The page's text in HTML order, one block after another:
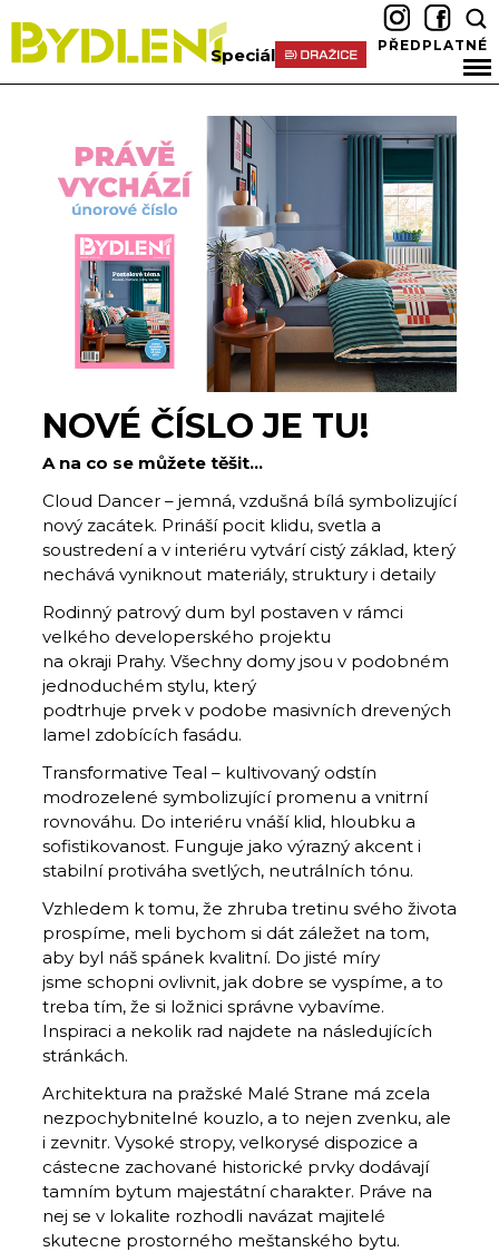
Speciál PŘEDPLATNÉ
NOVÉ ČÍSLO JE TU!
A na co se můžete těšit...
Cloud Dancer – jemná, vzdušná bílá symbolizující
nový zacátek. Prináší pocit klidu, svetla a
soustredení a v interiéru vytvárí cistý základ, který
nechává vyniknout materiály, struktury i detaily
Rodinný patrový dum byl postaven v rámci
velkého developerského projektu
na okraji Prahy. Všechny domy jsou v podobném
jednoduchém stylu, který
podtrhuje prvek v podobe masivních drevených
lamel zdobících fasádu.
Transformative Teal – kultivovaný odstín
modrozelené symbolizující promenu a vnitrní
rovnováhu. Do interiéru vnáší klid, hloubku a
sofistikovanost. Funguje jako výrazný akcent i
stabilní protiváha svetlých, neutrálních tónu.
Vzhledem k tomu, že zhruba tretinu svého života
prospíme, meli bychom si dát záležet na tom,
aby byl náš spánek kvalitní. Do jisté míry
jsme schopni ovlivnit, jak dobre se vyspíme, a to
treba tím, že si ložnici správne vybavíme.
Inspiraci a nekolik rad najdete na následujících
stránkách.
Architektura na pražské Malé Strane má zcela
nezpochybnitelné kouzlo, a to nejen zvenku, ale
i zevnitr. Vysoké stropy, velkorysé dispozice a
cástecne zachované historické prvky dodávají
tamním bytum majestátní charakter. Práve na
nej se v lokalite rozhodli navázat majitelé
skutecne prostorného meštanského bytu.